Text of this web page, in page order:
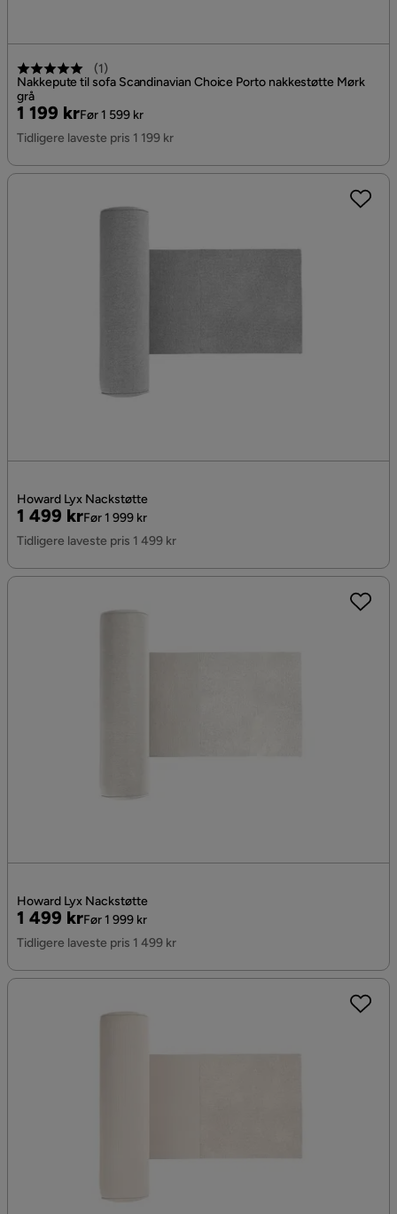
(1)
Nakkepute til sofa Scandinavian Choice Porto nakkestøtte Mørk
grå
Pris
1 199 kr
Original
Pris
Før 1 599 kr
Tidligere laveste pris 1 199 kr
Howard Lyx Nackstøtte
Pris
1 499 kr
Original
Pris
Før 1 999 kr
Tidligere laveste pris 1 499 kr
Howard Lyx Nackstøtte
Pris
1 499 kr
Original
Pris
Før 1 999 kr
Tidligere laveste pris 1 499 kr